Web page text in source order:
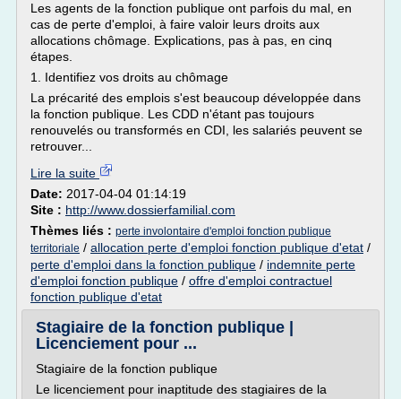
Les agents de la fonction publique ont parfois du mal, en
cas de perte d'emploi, à faire valoir leurs droits aux
allocations chômage. Explications, pas à pas, en cinq
étapes.
1. Identifiez vos droits au chômage
La précarité des emplois s'est beaucoup développée dans
la fonction publique. Les CDD n'étant pas toujours
renouvelés ou transformés en CDI, les salariés peuvent se
retrouver...
Lire la suite
Date: 2017-04-04 01:14:19
Site : http://www.dossierfamilial.com
Thèmes liés : perte involontaire d'emploi fonction publique
territoriale / allocation perte d'emploi fonction publique d'etat /
perte d'emploi dans la fonction publique / indemnite perte
d'emploi fonction publique / offre d'emploi contractuel
fonction publique d'etat
Stagiaire de la fonction publique |
Licenciement pour ...
Stagiaire de la fonction publique
Le licenciement pour inaptitude des stagiaires de la